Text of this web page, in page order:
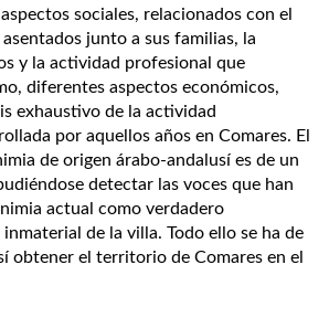
sociales, relacionados con el
junto a sus familias, la
y la actividad profesional que
diferentes aspectos económicos,
exhaustivo de la actividad
por aquellos años en Comares. El
de origen árabo-andalusí es de un
detectar las voces que han
actual como verdadero
de la villa. Todo ello se ha de
obtener el territorio de Comares en el